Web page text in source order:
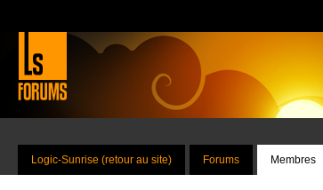
Logic-Sunrise (retour au site) Forums Membres